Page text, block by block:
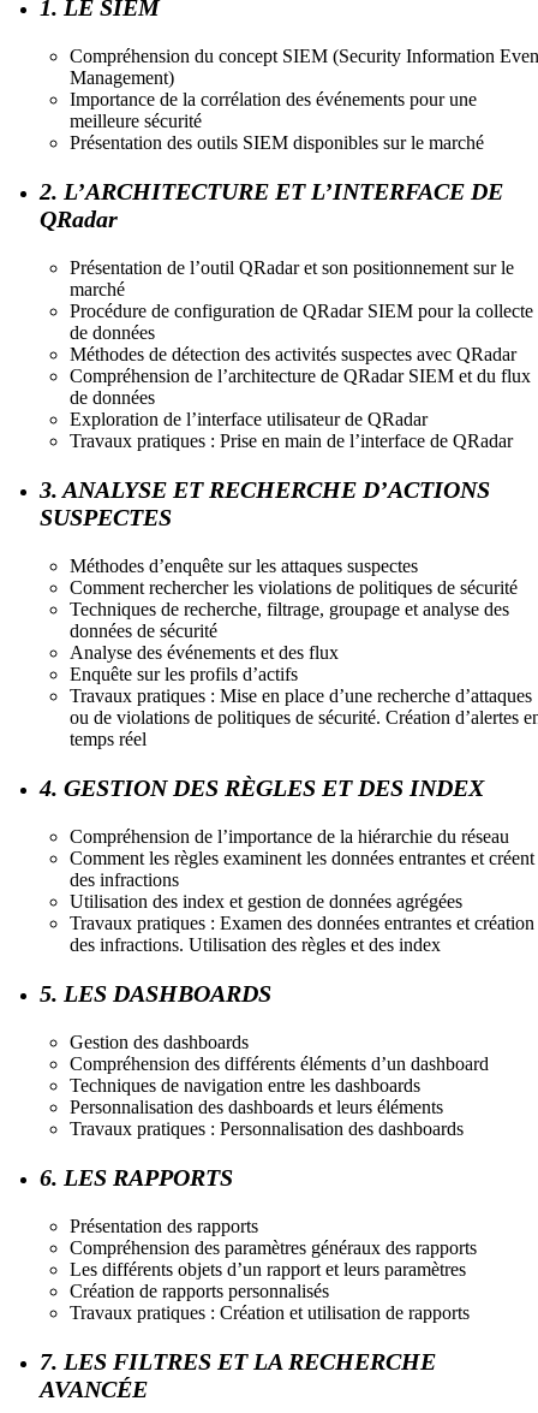
1. LE SIEM
Compréhension du concept SIEM (Security Information
Management)
Importance de la corrélation des événements pour une
meilleure sécurité
Présentation des outils SIEM disponibles sur le marché
2. L’ARCHITECTURE ET L’INTERFACE DE
QRadar
Présentation de l’outil QRadar et son positionnement sur le
marché
Procédure de configuration de QRadar SIEM pour la collecte
de données
Méthodes de détection des activités suspectes avec QRadar
Compréhension de l’architecture de QRadar SIEM et du flux
de données
Exploration de l’interface utilisateur de QRadar
Travaux pratiques : Prise en main de l’interface de QRadar
3. ANALYSE ET RECHERCHE D’ACTIONS
SUSPECTES
Méthodes d’enquête sur les attaques suspectes
Comment rechercher les violations de politiques de sécurité
Techniques de recherche, filtrage, groupage et analyse des
données de sécurité
Analyse des événements et des flux
Enquête sur les profils d’actifs
Travaux pratiques : Mise en place d’une recherche d’attaques
ou de violations de politiques de sécurité. Création d’alertes
temps réel
4. GESTION DES RÈGLES ET DES INDEX
Compréhension de l’importance de la hiérarchie du réseau
Comment les règles examinent les données entrantes et créent
des infractions
Utilisation des index et gestion de données agrégées
Travaux pratiques : Examen des données entrantes et création
des infractions. Utilisation des règles et des index
5. LES DASHBOARDS
Gestion des dashboards
Compréhension des différents éléments d’un dashboard
Techniques de navigation entre les dashboards
Personnalisation des dashboards et leurs éléments
Travaux pratiques : Personnalisation des dashboards
6. LES RAPPORTS
Présentation des rapports
Compréhension des paramètres généraux des rapports
Les différents objets d’un rapport et leurs paramètres
Création de rapports personnalisés
Travaux pratiques : Création et utilisation de rapports
7. LES FILTRES ET LA RECHERCHE
AVANCÉE